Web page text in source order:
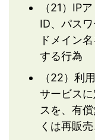
（21）IP
ID、パス
ドメイン
する行為
（22）利
サービス
スを、有
くは再販